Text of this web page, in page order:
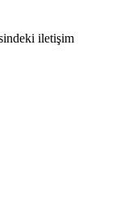
iletişim